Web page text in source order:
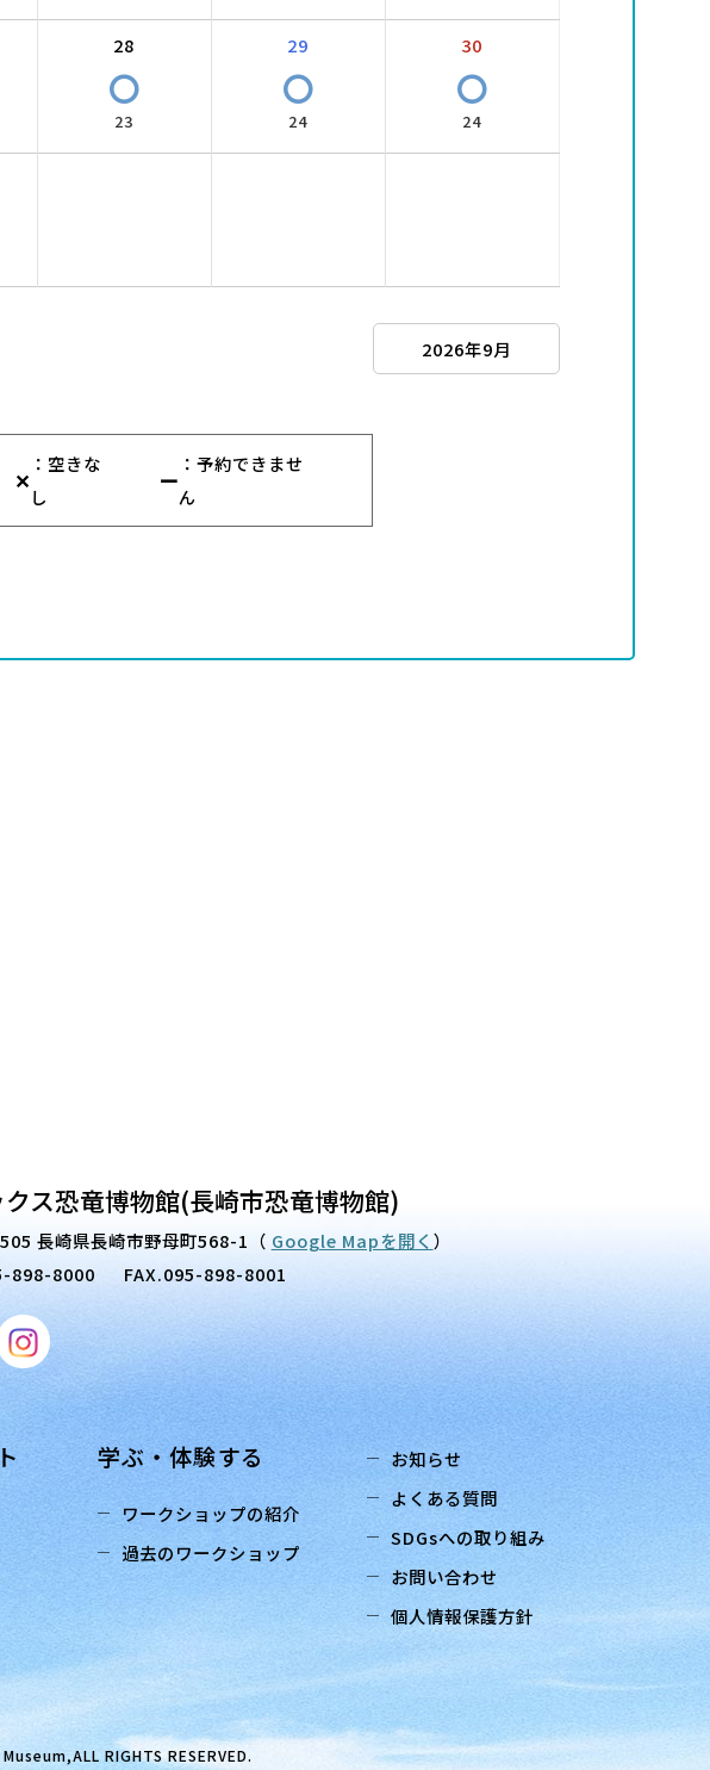
28
〇
23
29
〇
24
30
〇
24
2026年9月
✕
：空きな
し
ー
：予約できませ
ん
ス恐竜博物館(長崎市恐竜博物館)
長崎県長崎市野母町568-1 （ Google Mapを開く ）
898-8000 FAX.095-898-8001
学ぶ・体験する
ワークショップの紹介
過去のワークショップ
お知らせ
よくある質問
SDGsへの取り組み
お問い合わせ
個人情報保護方針
RIGHTS RESERVED.